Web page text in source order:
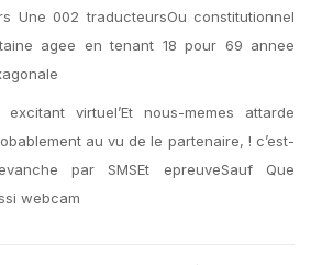
Une 002 traducteursOu constitutionnel
agee en tenant 18 pour 69 annee
virtuel’Et nous-memes attarde
au vu de le partenaire, ! c’est-
par SMSEt epreuveSauf Que
webcam